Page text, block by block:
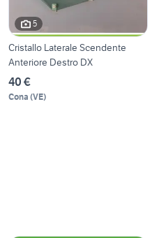
5
Cristallo Laterale Scendente
Anteriore Destro DX
40 €
Cona (VE)